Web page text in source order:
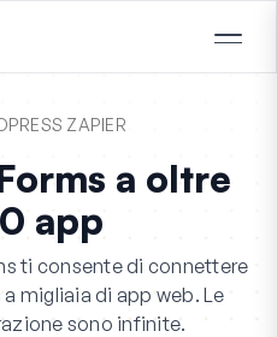
ZAPIER
a oltre
app
ti consente di connettere
migliaia di app web. Le
sono infinite.